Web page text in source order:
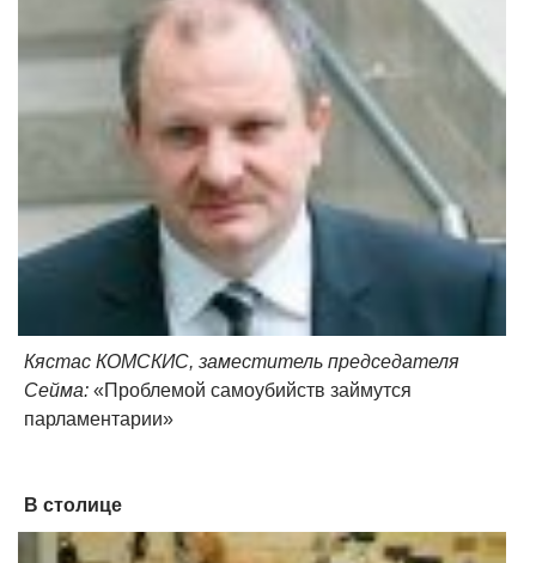
Кястас КОМСКИС, заместитель председателя
Сейма: «Проблемой самоубийств займутся
парламентарии»
В столице